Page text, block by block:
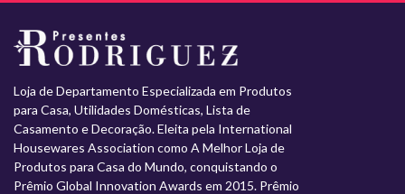
Loja de Departamento Especializada em Produtos
para Casa, Utilidades Domésticas, Lista de
Casamento e Decoração. Eleita pela International
Housewares Association como A Melhor Loja de
Produtos para Casa do Mundo, conquistando o
Prêmio Global Innovation Awards em 2015. Prêmio